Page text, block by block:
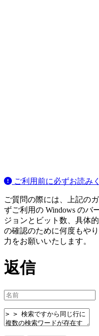
ご利用前に必ずお読み
ご質問の際には、上記の
ずご利用の Windows のバ
ジョンとビット数、具体
の確認のために何度もや
力をお願いいたします。
返信